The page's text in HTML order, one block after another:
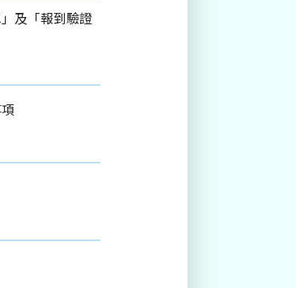
及「報到驗證